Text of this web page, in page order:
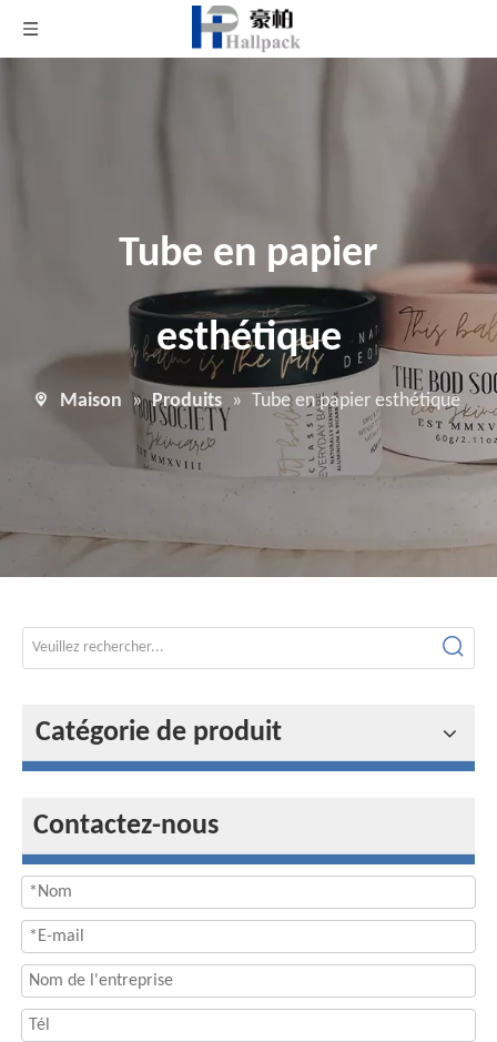
Tube en papier
esthétique
Maison » Produits » Tube en papier esthétique
Catégorie de produit
Contactez-nous